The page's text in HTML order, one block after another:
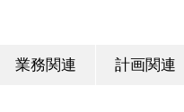
業務関連 計画関連